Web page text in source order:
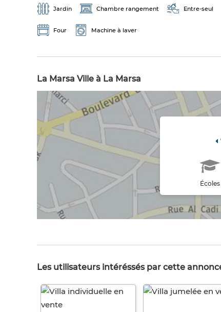
Jardin Chambre rangement Entre-seul
Four Machine à laver
La Marsa Ville à La Marsa
Écoles
Les utilisateurs intéréssés par cette